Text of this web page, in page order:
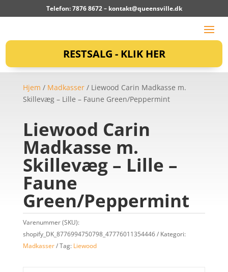
Telefon: 7876 8672 – kontakt@queensville.dk
RESTSALG - KLIK HER
Hjem / Madkasser/ Liewood Carin Madkasse m.
Skillevæg – Lille – Faune Green/Peppermint
Liewood Carin
Madkasse m.
Skillevæg – Lille –
Faune
Green/Peppermint
Varenummer (SKU):
shopify_DK_8776994750798_47776011354446
Kategori:
Madkasser
Tag: Liewood